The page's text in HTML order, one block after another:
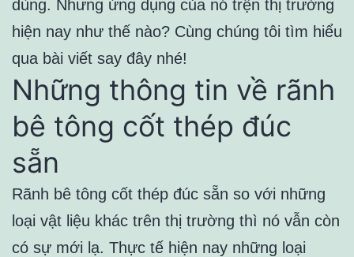
dùng. Nhưng ứng dụng của nó trện thị trường
hiện nay như thế nào? Cùng chúng tôi tìm hiểu
qua bài viết say đây nhé!
Những thông tin về rãnh
bê tông cốt thép đúc
sẵn
Rãnh bê tông cốt thép đúc sẵn so với những
loại vật liệu khác trên thị trường thì nó vẫn còn
có sự mới lạ. Thực tế hiện nay những loại